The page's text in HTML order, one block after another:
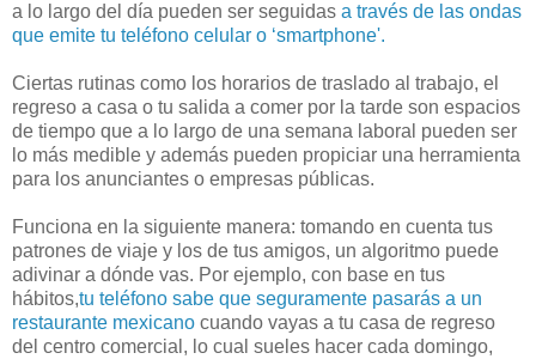
a lo largo del día pueden ser seguidas a través de las ondas
que emite tu teléfono celular o ‘smartphone'.
Ciertas rutinas como los horarios de traslado al trabajo, el
regreso a casa o tu salida a comer por la tarde son espacios
de tiempo que a lo largo de una semana laboral pueden ser
lo más medible y además pueden propiciar una herramienta
para los anunciantes o empresas públicas.
Funciona en la siguiente manera: tomando en cuenta tus
patrones de viaje y los de tus amigos, un algoritmo puede
adivinar a dónde vas. Por ejemplo, con base en tus
hábitos,tu teléfono sabe que seguramente pasarás a un
restaurante mexicano cuando vayas a tu casa de regreso
del centro comercial, lo cual sueles hacer cada domingo,